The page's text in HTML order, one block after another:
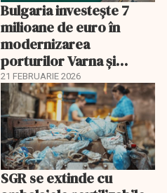
Bulgaria investește 7
milioane de euro în
modernizarea
porturilor Varna și
Burgas
21 FEBRUARIE 2026
SGR se extinde cu